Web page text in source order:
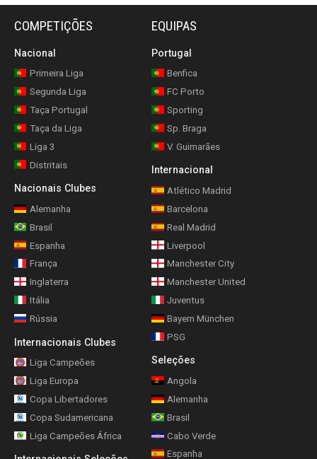
COMPETIÇÕES
Nacional
Primeira Liga
Segunda Liga
Taça Portugal
Taça da Liga
Liga 3
Distritais
Nacionais Clubes
Alemanha
Brasil
Espanha
França
Inglaterra
Itália
Rússia
Internacionais Clubes
Liga Campeões
Liga Europa
Copa Libertadores
Copa Sudamericana
Liga Campeões África
EQUIPAS
Portugal
Benfica
FC Porto
Sporting
Sp. Braga
V. Guimarães
Internacional
Atlético Madrid
Barcelona
Real Madrid
Liverpool
Manchester City
Manchester United
Juventus
Bayern München
PSG
Seleções
Angola
Alemanha
Brasil
Cabo Verde
Espanha